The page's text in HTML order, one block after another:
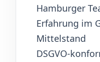
Hamburger
Erfahrung im
Mittelstand
DSGVO-